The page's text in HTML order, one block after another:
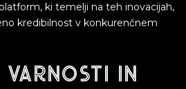
ki temelji na teh inovacijah,
kredibilnost v konkurenčnem
varnosti in